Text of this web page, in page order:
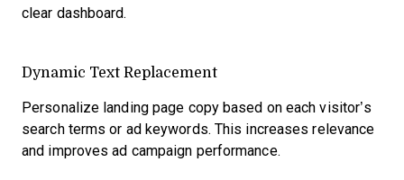
clear dashboard.
Dynamic Text Replacement
Personalize landing page copy based on each visitor’s
search terms or ad keywords. This increases relevance
and improves ad campaign performance.